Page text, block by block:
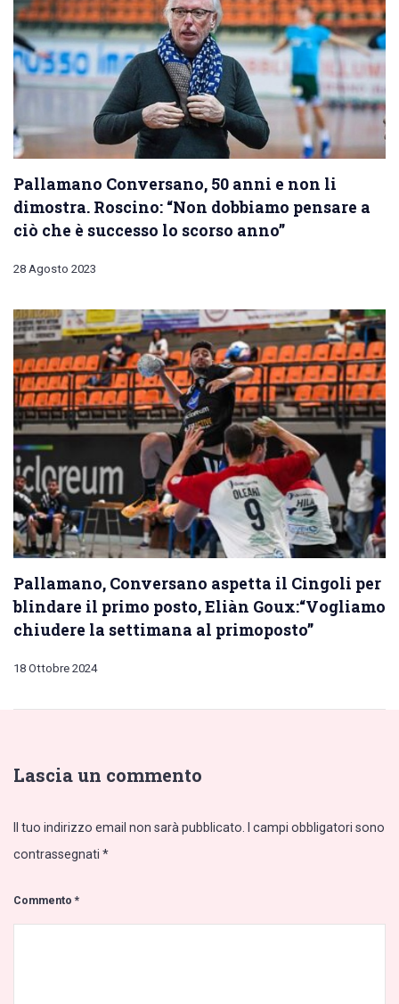
Pallamano Conversano, 50 anni e non li
dimostra. Roscino: “Non dobbiamo pensare a
ciò che è successo lo scorso anno”
28 Agosto 2023
Pallamano, Conversano aspetta il Cingoli per
blindare il primo posto, Eliàn Goux:“Vogliamo
chiudere la settimana al primoposto”
18 Ottobre 2024
Lascia un commento
Il tuo indirizzo email non sarà pubblicato.
I campi obbligatori sono
contrassegnati *
Commento*